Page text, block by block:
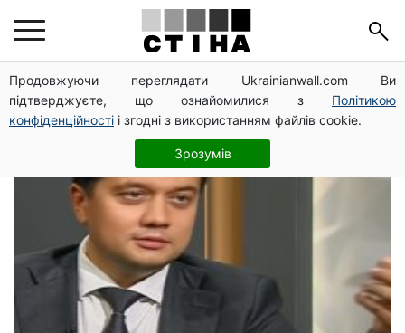
Продовжуючи переглядати Ukrainianwall.com Ви
підтверджуєте, що ознайомилися з Політикою
конфіденційності і згодні з використанням файлів cookie.
Зрозумів
Дмитрий Разумков